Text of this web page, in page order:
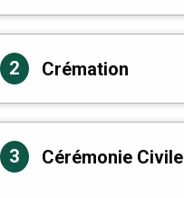
2 Crémation
3 Cérémonie Civile